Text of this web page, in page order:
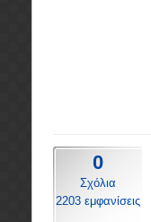
0
Σχόλια
2203 εμφανίσεις